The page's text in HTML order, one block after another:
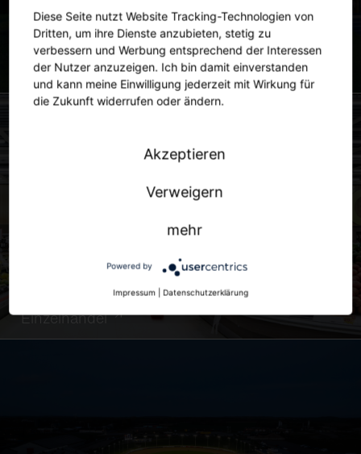
Stadt
Einzelhandel
Diese Seite nutzt Website Tracking-Technologien von
Dritten, um ihre Dienste anzubieten, stetig zu
verbessern und Werbung entsprechend der Interessen
der Nutzer anzuzeigen. Ich bin damit einverstanden
und kann meine Einwilligung jederzeit mit Wirkung für
die Zukunft widerrufen oder ändern.
Akzeptieren
Verweigern
mehr
Powered by
Impressum | Datenschutzerklärung